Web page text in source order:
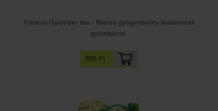
Fitness-Gyömbér tea - filteres gyógynövény teakeverék
gyömbérrel
895 Ft